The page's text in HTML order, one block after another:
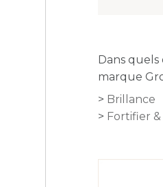
Dans quels
marque
Brillance
Fortifier